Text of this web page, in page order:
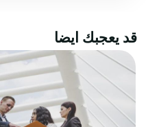
قد يعجبك ايضا